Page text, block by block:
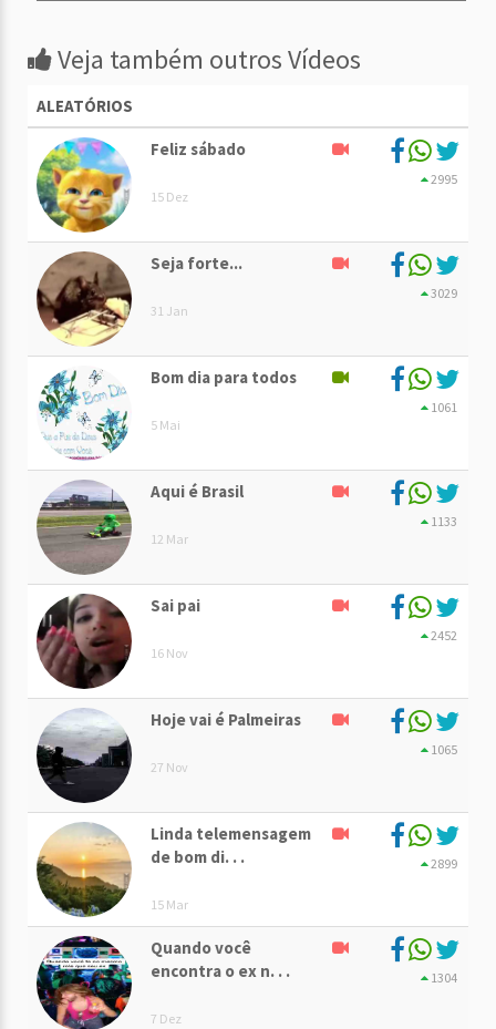
Veja também outros Vídeos
ALEATÓRIOS
Feliz sábado
15 Dez
2995
Seja forte...
31 Jan
3029
Bom dia para todos
5 Mai
1061
Aqui é Brasil
12 Mar
1133
Sai pai
16 Nov
2452
Hoje vai é Palmeiras
27 Nov
1065
Linda telemensagem
de bom di. . .
15 Mar
2899
Quando você
encontra o ex n. . .
7 Dez
1304